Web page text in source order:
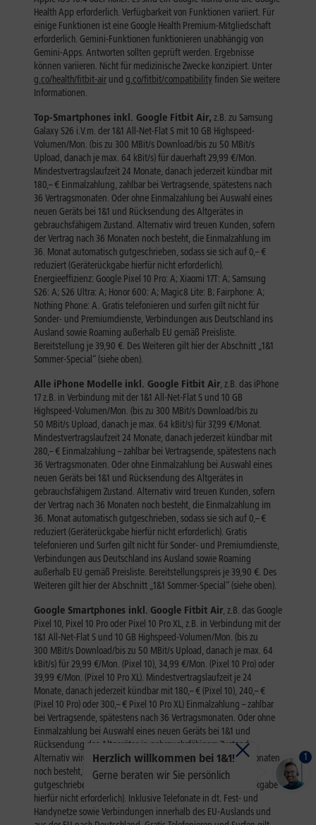
1
Herzlich willkommen bei 1&1!
Gerne beraten wir Sie persönlich